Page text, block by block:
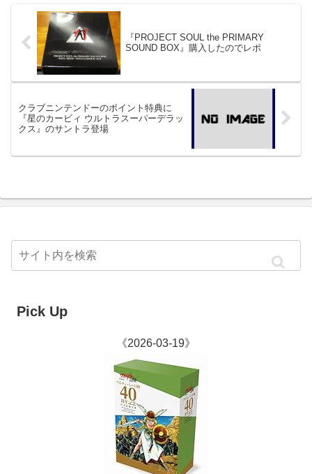
『PROJECT SOUL the PRIMARY
SOUND BOX』購入したのでレポ
クラブニンテンドーのポイント特典に
『星のカービィ ウルトラスーパーデラッ
クス』のサントラ登場
Pick Up
《2026-03-19》